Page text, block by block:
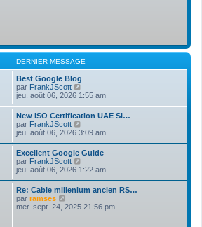
DERNIER MESSAGE
Best Google Blog
par FrankJScott
o
r
l
e
d
e
r
i
e
r
m
e
s
jeu. août 06, 2026 1:55 am
New ISO Certification UAE Si…
par FrankJScott
o
r
l
e
d
e
r
jeu. août 06, 2026 3:09 am
Excellent Google Guide
par FrankJScott
o
l
e
d
jeu. août 06, 2026 1:22 am
Re: Cable millenium ancien RS…
par ramses
o
mer. sept. 24, 2025 21:56 pm